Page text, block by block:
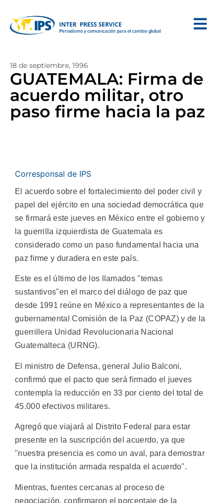
18 de septiembre, 1996
GUATEMALA: Firma de
acuerdo militar, otro
paso firme hacia la paz
Corresponsal de IPS
El acuerdo sobre el fortalecimiento del poder civil y
papel del ejército en una sociedad democrática que
se firmará este jueves en México entre el gobierno y
la guerrilla izquierdista de Guatemala es
considerado como un paso fundamental hacia una
paz firme y duradera en este país.
Este es el último de los llamados "temas
sustantivos"en el marco del diálogo de paz que
desde 1991 reúne en México a representantes de la
gubernamental Comisión de la Paz (COPAZ) y de la
guerrillera Unidad Revolucionaria Nacional
Guatemalteca (URNG).
El ministro de Defensa, general Julio Balconi,
confirmó que el pacto que será firmado el jueves
contempla la reducción en 33 por ciento del total de
45.000 efectivos militares.
Agregó que viajará al Distrito Federal para estar
presente en la suscripción del acuerdo, ya que
"nuestra presencia es como un aval, para demostrar
que la institución armada respalda el acuerdo".
Mientras, fuentes cercanas al proceso de
negociación, confirmaron el porcentaje de la